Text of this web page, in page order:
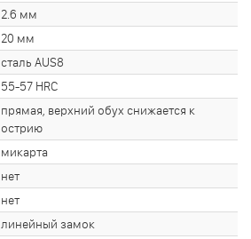
2.6 мм
20 мм
сталь AUS8
55-57 HRC
прямая, верхний обух снижается к
острию
микарта
нет
нет
линейный замок